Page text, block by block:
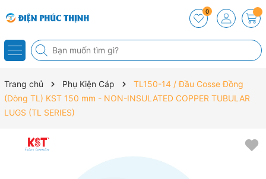
0
Trang chủ Phụ Kiện Cáp
TL150-14 / Đầu Cosse Đồng
(Dòng TL) KST 150 mm - NON-INSULATED COPPER TUBULAR
LUGS (TL SERIES)